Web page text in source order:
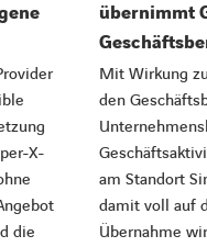
X-
die
übernimmt
Mit Wirkung
den
am Standort
damit voll auf
Übernahme